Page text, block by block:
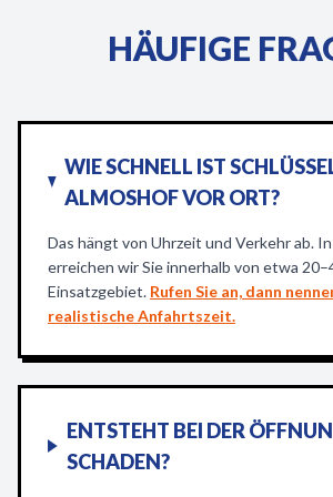
HÄUFIGE
WIE SCHNELL IST
ALMOSHOF VOR ORT?
Das hängt von Uhrzeit und Verkehr ab.
erreichen wir Sie innerhalb von etwa
Einsatzgebiet. Rufen Sie an, dann
realistische Anfahrtszeit.
ENTSTEHT BEI DER
SCHADEN?